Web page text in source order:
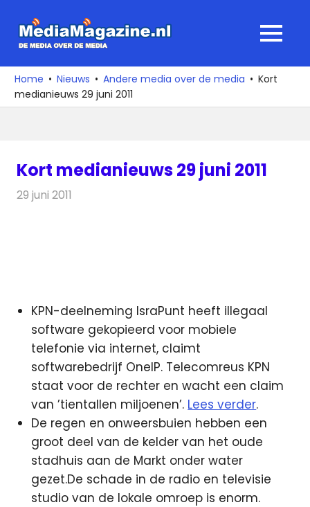
naar
media
over
de
MENU
Home Nieuws Andere media over de media
Kort
medianieuws 29 juni 2011
Kort medianieuws 29 juni 2011
29 juni 2011
KPN-deelneming IsraPunt heeft illegaal
software gekopieerd voor mobiele
telefonie via internet, claimt
softwarebedrijf OneIP. Telecomreus KPN
staat voor de rechter en wacht een claim
van ’tientallen miljoenen’. Lees verder.
De regen en onweersbuien hebben een
groot deel van de kelder van het oude
stadhuis aan de Markt onder water
gezet.De schade in de radio en televisie
studio van de lokale omroep is enorm.